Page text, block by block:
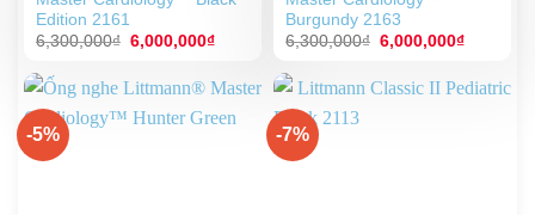
Edition 2161
6,300,000₫ Giá
6,300,000₫.
6,000,000₫Giá
là:
Burgundy 2163
6,300,000₫ Giá
6,300,000₫.
6,000,000₫Giá
là:
-5% -7%